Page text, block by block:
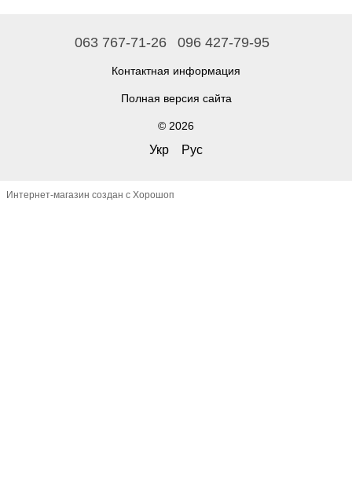
063 767-71-26 096 427-79-95
Контактная информация
Полная версия сайта
© 2026
Укр Рус
Интернет-магазин создан с Хорошоп